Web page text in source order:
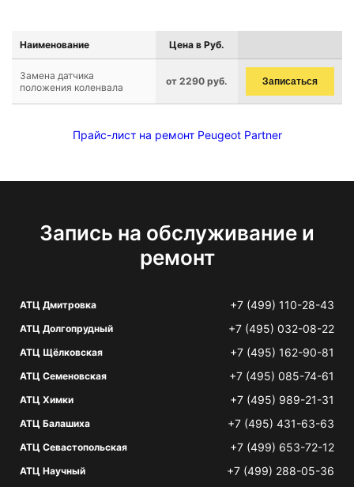
Наименование Цена в Руб.
Замена датчика
положения коленвала
от 2290 руб. Записаться
Прайс-лист на ремонт Peugeot Partner
Запись на обслуживание и
ремонт
АТЦ Дмитровка +7 (499) 110-28-43
АТЦ Долгопрудный +7 (495) 032-08-22
АТЦ Щёлковская +7 (495) 162-90-81
АТЦ Семеновская +7 (495) 085-74-61
АТЦ Химки +7 (495) 989-21-31
АТЦ Балашиха +7 (495) 431-63-63
АТЦ Севастопольская +7 (499) 653-72-12
АТЦ Научный +7 (499) 288-05-36